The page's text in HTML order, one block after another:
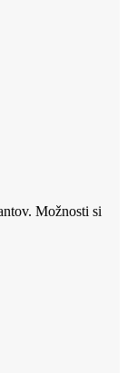
Možnosti si